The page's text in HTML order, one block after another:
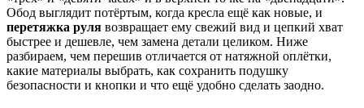
Обод выглядит потёртым, когда кресла ещё как новые, и
перетяжка руля возвращает ему свежий вид и цепкий хват
быстрее и дешевле, чем замена детали целиком. Ниже
разбираем, чем перешив отличается от натяжной оплётки,
какие материалы выбрать, как сохранить подушку
безопасности и кнопки и что ещё удобно сделать заодно.